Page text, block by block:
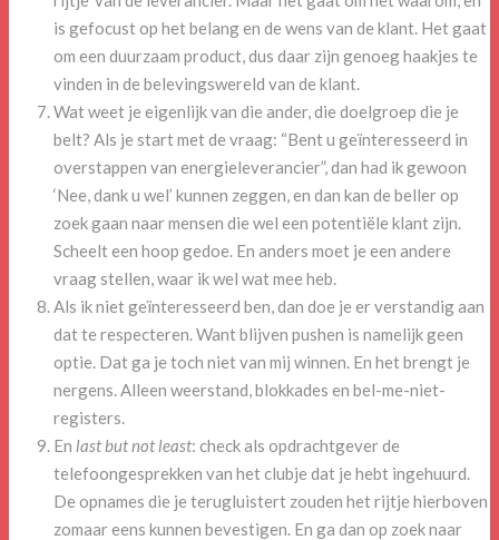
is gefocust op het belang en de wens van de klant. Het gaat
om een duurzaam product, dus daar zijn genoeg haakjes te
vinden in de belevingswereld van de klant.
Wat weet je eigenlijk van die ander, die doelgroep die je
belt? Als je start met de vraag: “Bent u geïnteresseerd in
overstappen van energieleverancier”, dan had ik gewoon
‘Nee, dank u wel’ kunnen zeggen, en dan kan de beller op
zoek gaan naar mensen die wel een potentiële klant zijn.
Scheelt een hoop gedoe. En anders moet je een andere
vraag stellen, waar ik wel wat mee heb.
Als ik niet geïnteresseerd ben, dan doe je er verstandig aan
dat te respecteren. Want blijven pushen is namelijk geen
optie. Dat ga je toch niet van mij winnen. En het brengt je
nergens. Alleen weerstand, blokkades en bel-me-niet-
registers.
En last but not least: check als opdrachtgever de
telefoongesprekken van het clubje dat je hebt ingehuurd.
De opnames die je terugluistert zouden het rijtje hierboven
zomaar eens kunnen bevestigen. En ga dan op zoek naar